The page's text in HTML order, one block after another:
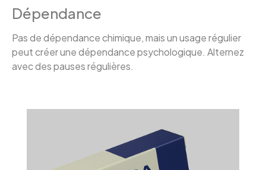
Dépendance
Pas de dépendance chimique, mais un usage régulier
peut créer une dépendance psychologique. Alternez
avec des pauses régulières.